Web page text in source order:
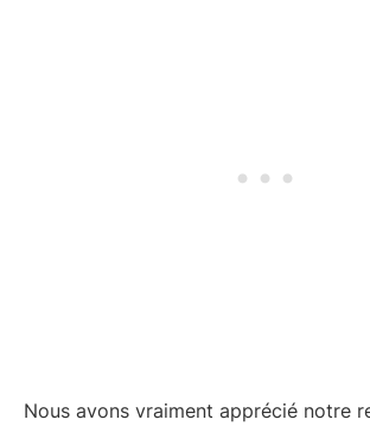
Nous avons vraiment apprécié notre